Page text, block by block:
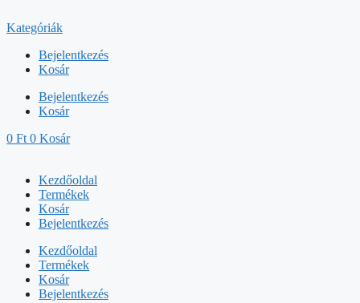
a
Kategóriák
Bejelentkezés
Kosár
Bejelentkezés
Kosár
0 Ft 0 Kosár
Kezdőoldal
Termékek
Kosár
Bejelentkezés
Kezdőoldal
Termékek
Kosár
Bejelentkezés